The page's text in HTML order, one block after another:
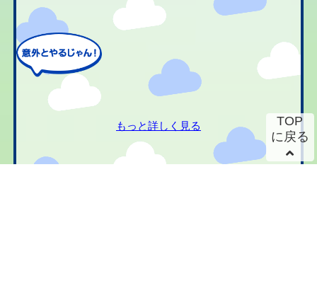
もっと詳しく見る
TOP
に戻る